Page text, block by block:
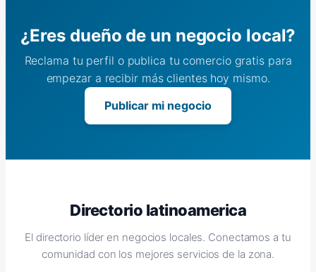
¿Eres dueño de un negocio local?
Reclama tu perfil o publica tu comercio gratis para
empezar a recibir más clientes hoy mismo.
Publicar mi negocio
Directorio latinoamerica
El directorio líder en negocios locales. Conectamos a tu
comunidad con los mejores servicios de la zona.